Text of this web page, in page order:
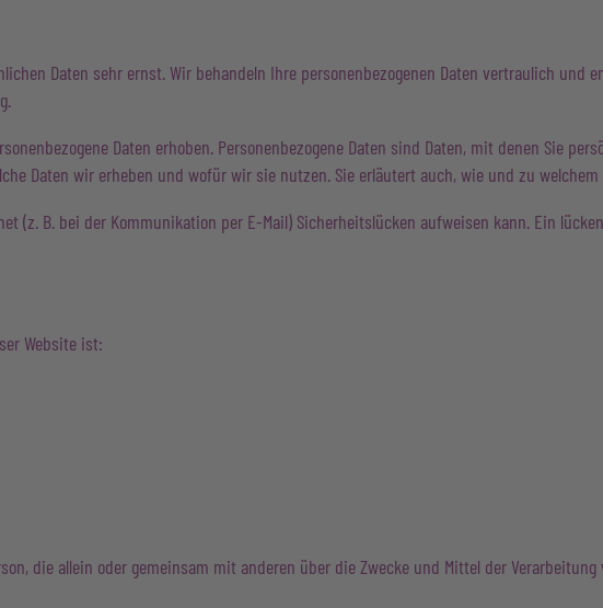
Daten sehr ernst. Wir behandeln Ihre personenbezogenen Daten vertraulich und
Daten erhoben. Personenbezogene Daten sind Daten, mit denen Sie
Daten wir erheben und wofür wir sie nutzen. Sie erläutert auch, wie und zu
(z. B. bei der Kommunikation per E-Mail) Sicherheitslücken aufweisen kann. Ein
Website ist:
die allein oder gemeinsam mit anderen über die Zwecke und Mittel der Verarbeitung